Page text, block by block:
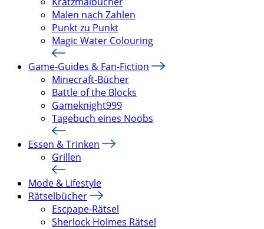
Malen nach Zahlen
Punkt zu Punkt
Magic Water Colouring
Game-Guides & Fan-Fiction
Minecraft-Bücher
Battle of the Blocks
Gameknight999
Tagebuch eines Noobs
Essen & Trinken
Grillen
Mode & Lifestyle
Rätselbücher
Escpape-Rätsel
Sherlock Holmes Rätsel